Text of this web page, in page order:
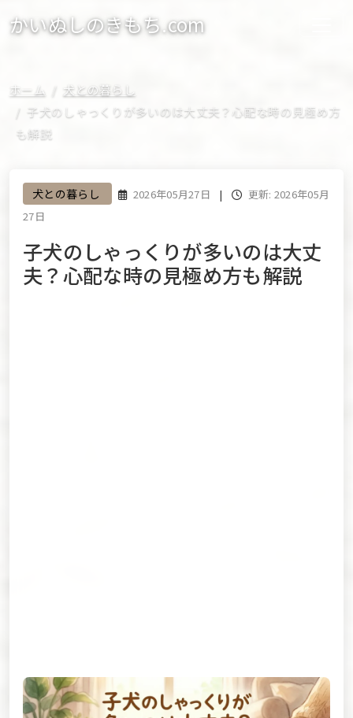
かいぬしのきもち.com
ホーム
犬との暮らし
子犬のしゃっくりが多いのは大丈夫？心配な時の見極め方
も解説
犬との暮らし 2026年05月27日 |
更新: 2026年05月
27日
子犬のしゃっくりが多いのは大丈
夫？心配な時の見極め方も解説